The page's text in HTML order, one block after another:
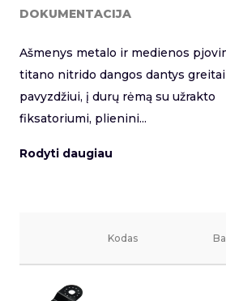
DOKUMENTACIJA
Ašmenys metalo ir medienos
titano nitrido dangos dantys greitai
pavyzdžiui, į durų rėmą su užrakto
fiksatoriumi, plienini...
Rodyti daugiau
Kodas